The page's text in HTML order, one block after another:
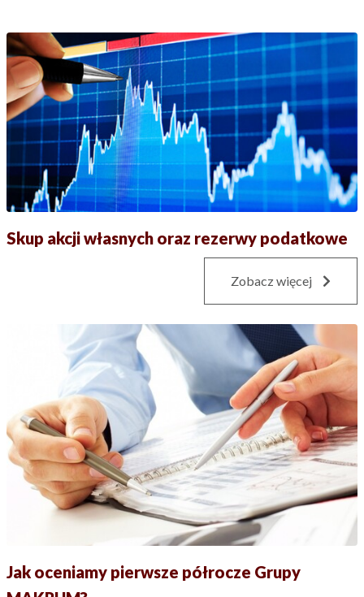
Skup akcji własnych oraz rezerwy podatkowe
Zobacz więcej
Jak oceniamy pierwsze półrocze Grupy